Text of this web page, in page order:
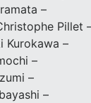
–
Pillet
–
–
–
–